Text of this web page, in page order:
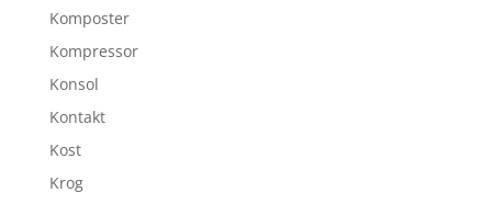
Komposter
Kompressor
Konsol
Kontakt
Kost
Krog